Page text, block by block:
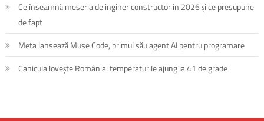
Ce înseamnă meseria de inginer constructor în 2026 și ce presupune
de fapt
Meta lansează Muse Code, primul său agent AI pentru programare
Canicula lovește România: temperaturile ajung la 41 de grade